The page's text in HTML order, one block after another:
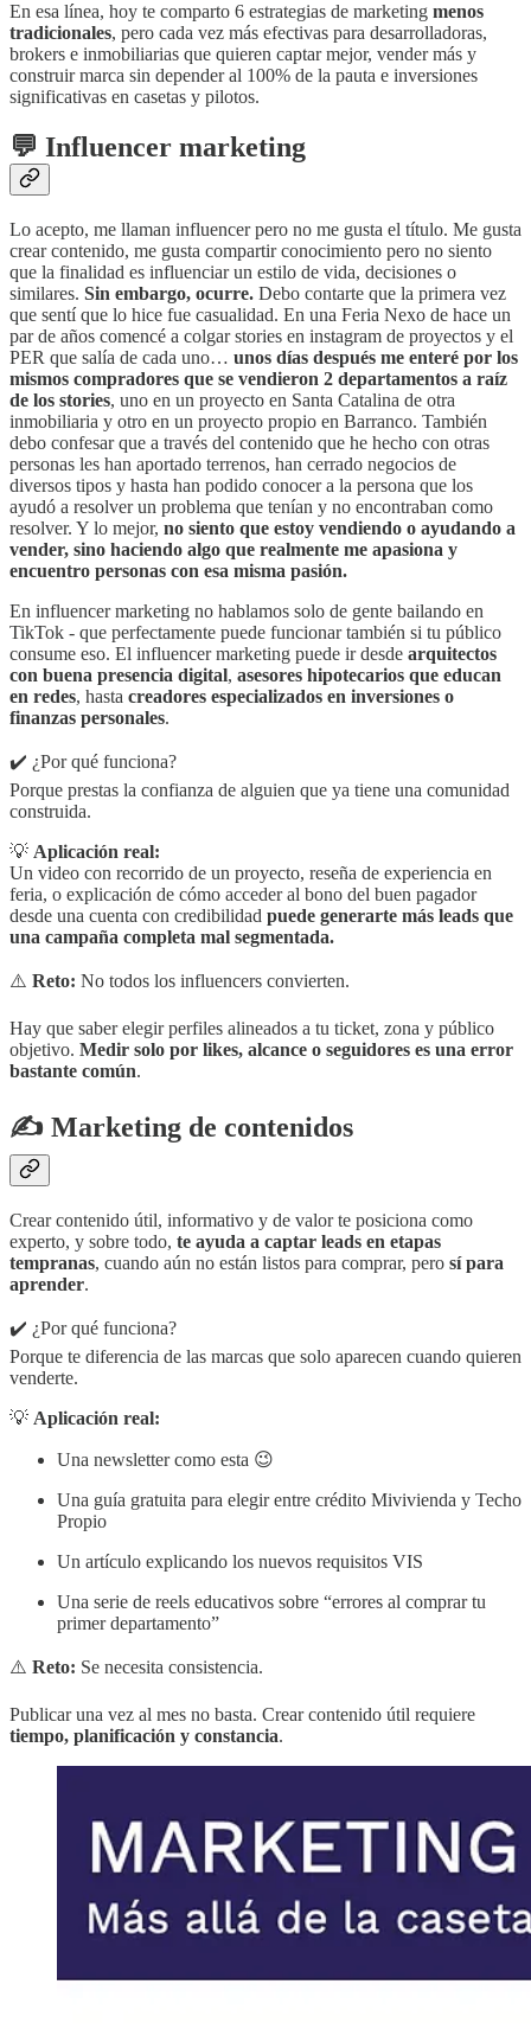
En esa línea, hoy te comparto 6 estrategias de marketing menos
tradicionales, pero cada vez más efectivas para desarrolladoras,
brokers e inmobiliarias que quieren captar mejor, vender más y
construir marca sin depender al 100% de la pauta e inversiones
significativas en casetas y pilotos.
💬 Influencer marketing
Lo acepto, me llaman influencer pero no me gusta el título. Me gusta
crear contenido, me gusta compartir conocimiento pero no siento
que la finalidad es influenciar un estilo de vida, decisiones o
similares. Sin embargo, ocurre. Debo contarte que la primera vez
que sentí que lo hice fue casualidad. En una Feria Nexo de hace un
par de años comencé a colgar stories en instagram de proyectos y el
PER que salía de cada uno… unos días después me enteré por los
mismos compradores que se vendieron 2 departamentos a raíz
de los stories, uno en un proyecto en Santa Catalina de otra
inmobiliaria y otro en un proyecto propio en Barranco. También
debo confesar que a través del contenido que he hecho con otras
personas les han aportado terrenos, han cerrado negocios de
diversos tipos y hasta han podido conocer a la persona que los
ayudó a resolver un problema que tenían y no encontraban como
resolver. Y lo mejor, no siento que estoy vendiendo o ayudando a
vender, sino haciendo algo que realmente me apasiona y
encuentro personas con esa misma pasión.
En influencer marketing no hablamos solo de gente bailando en
TikTok - que perfectamente puede funcionar también si tu público
consume eso. El influencer marketing puede ir desde arquitectos
con buena presencia digital, asesores hipotecarios que educan
en redes, hasta creadores especializados en inversiones o
finanzas personales.
✔️ ¿Por qué funciona?
Porque prestas la confianza de alguien que ya tiene una comunidad
construida.
💡 Aplicación real:
Un video con recorrido de un proyecto, reseña de experiencia en
feria, o explicación de cómo acceder al bono del buen pagador
desde una cuenta con credibilidad puede generarte más leads que
una campaña completa mal segmentada.
⚠️ Reto: No todos los influencers convierten.
Hay que saber elegir perfiles alineados a tu ticket, zona y público
objetivo. Medir solo por likes, alcance o seguidores es una error
bastante común.
✍️ Marketing de contenidos
Crear contenido útil, informativo y de valor te posiciona como
experto, y sobre todo, te ayuda a captar leads en etapas
tempranas, cuando aún no están listos para comprar, pero sí para
aprender.
✔️ ¿Por qué funciona?
Porque te diferencia de las marcas que solo aparecen cuando quieren
venderte.
💡 Aplicación real:
Una newsletter como esta 😉
Una guía gratuita para elegir entre crédito Mivivienda y Techo
Propio
Un artículo explicando los nuevos requisitos VIS
Una serie de reels educativos sobre “errores al comprar tu
primer departamento”
⚠️ Reto: Se necesita consistencia.
Publicar una vez al mes no basta. Crear contenido útil requiere
tiempo, planificación y constancia.